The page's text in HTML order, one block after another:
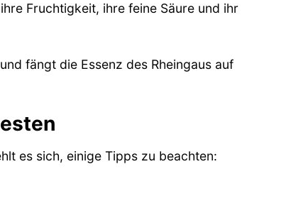
Fruchtigkeit, ihre feine Säure und ihr
fängt die Essenz des Rheingaus auf
es sich, einige Tipps zu beachten: